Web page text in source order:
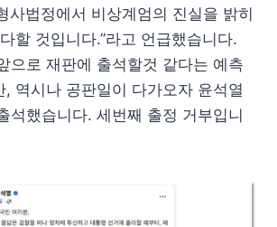
사법정에서 비상계엄의 진실을 밝히
할 것입니다.”라고 언급했습니다.
으로 재판에 출석할것 같다는 예측
, 역시나 공판일이 다가오자 윤석열
석했습니다. 세번째 출정 거부입니